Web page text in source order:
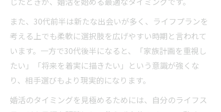
また、30代前半は新たな出会いが多く、ライフプランを
考える上でも柔軟に選択肢を広げやすい時期と言われて
います。一方で30代後半になると、「家族計画を重視し
たい」「将来を着実に描きたい」という意識が強くな
り、相手選びもより現実的になります。
婚活のタイミングを見極めるためには、自分のライフス